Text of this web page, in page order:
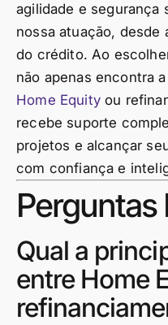
agilidade e segurança
nossa atuação, desde
do crédito. Ao
não apenas encontra
Home Equityou
recebe suporte
projetos e alcançar
com confiança e
Perguntas
Qual a
entre Home